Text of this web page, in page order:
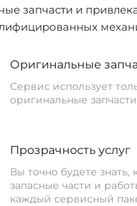
запчасти и
Оригинальные
Сервис использует
оригинальные запчасти
Прозрачность услуг
Вы точно будете знать,
запасные части и
каждый сервисный